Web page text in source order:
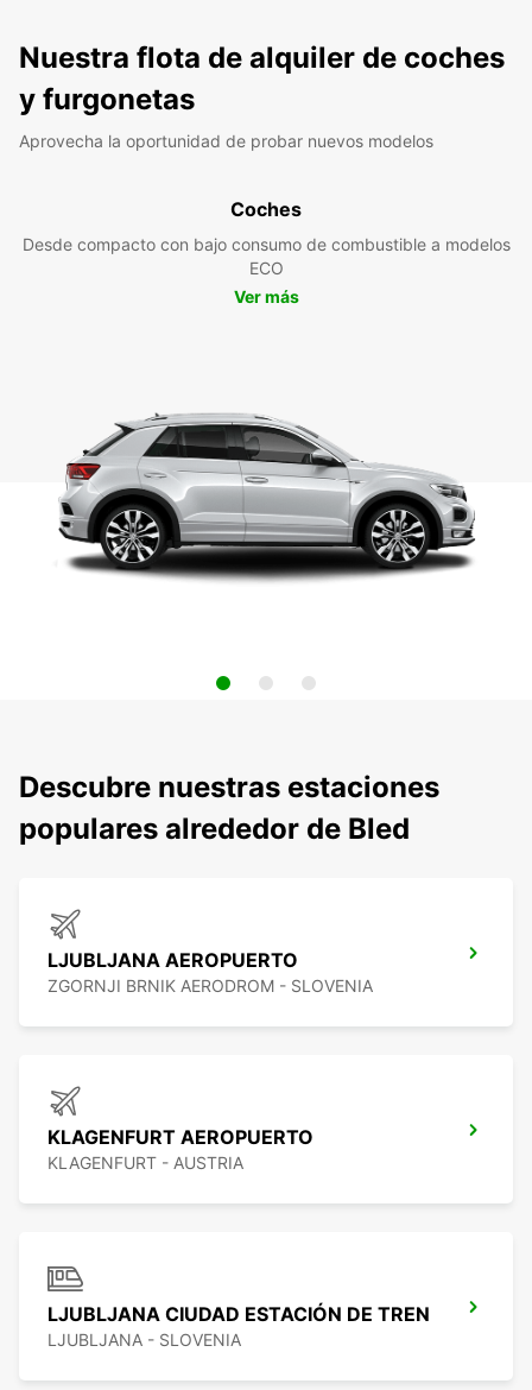
Nuestra flota de alquiler de coches
y furgonetas
Aprovecha la oportunidad de probar nuevos modelos
Coches
Desde compacto con bajo consumo de combustible a modelos
ECO
Ver más
Descubre nuestras estaciones
populares alrededor de Bled
LJUBLJANA AEROPUERTO
ZGORNJI BRNIK AERODROM - SLOVENIA
KLAGENFURT AEROPUERTO
KLAGENFURT - AUSTRIA
LJUBLJANA CIUDAD ESTACIÓN DE TREN
LJUBLJANA - SLOVENIA